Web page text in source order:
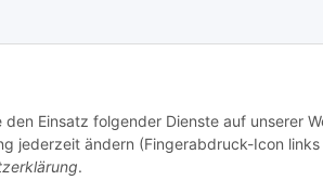
Einsatz folgender Dienste auf unserer
jederzeit ändern (Fingerabdruck-Icon
.